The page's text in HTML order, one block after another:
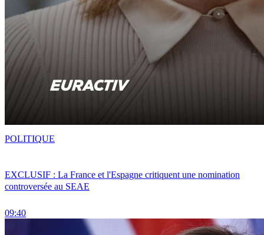
EXCLUSIF : La France et l'Espagne critiquent une nomination
controversée au SEAE
09:40
POLITIQUE